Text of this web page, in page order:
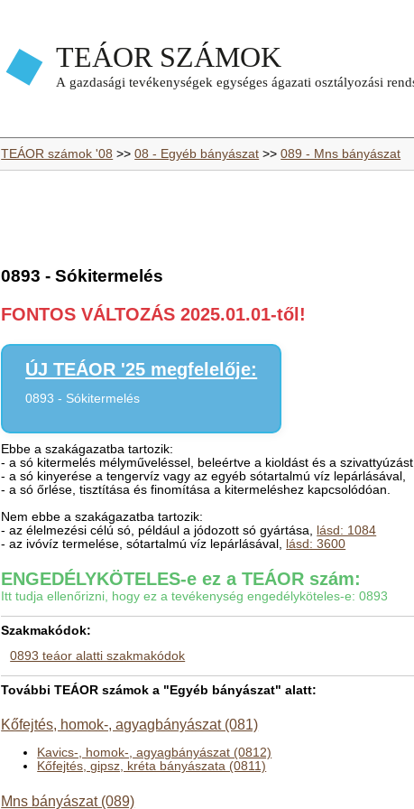
TEÁOR számok '08 >>08 - Egyéb bányászat >>089 - Mns bányászat
0893 - Sókitermelés
FONTOS VÁLTOZÁS 2025.01.01-től!
ÚJ TEÁOR '25 megfelelője:
0893 - Sókitermelés
Ebbe a szakágazatba tartozik:
- a só kitermelés mélyműveléssel, beleértve a kioldást és a szivattyúzást,
- a só kinyerése a tengervíz vagy az egyéb sótartalmú víz lepárlásával,
- a só őrlése, tisztítása és finomítása a kitermeléshez kapcsolódóan.
Nem ebbe a szakágazatba tartozik:
- az élelmezési célú só, például a jódozott só gyártása, lásd: 1084
- az ivóvíz termelése, sótartalmú víz lepárlásával, lásd: 3600
ENGEDÉLYKÖTELES-e ez a TEÁOR szám:
Itt tudja ellenőrizni, hogy ez a tevékenység engedélyköteles-e: 0893
Szakmakódok:
0893 teáor alatti szakmakódok
További TEÁOR számok a "Egyéb bányászat" alatt:
Kőfejtés, homok-, agyagbányászat (081)
Kavics-, homok-, agyagbányászat (0812)
Kőfejtés, gipsz, kréta bányászata (0811)
Mns bányászat (089)